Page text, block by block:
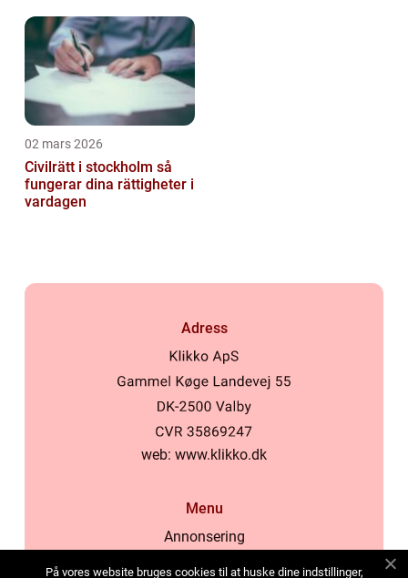
02 mars 2026
Civilrätt i stockholm så
fungerar dina rättigheter i
vardagen
Adress
web: www.klikko.dk
Menu
Annonsering
På vores website bruges cookies til at huske dine indstillinger,